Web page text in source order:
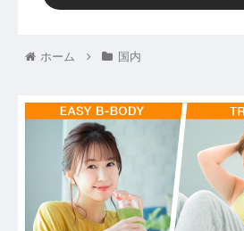
ホーム 国内